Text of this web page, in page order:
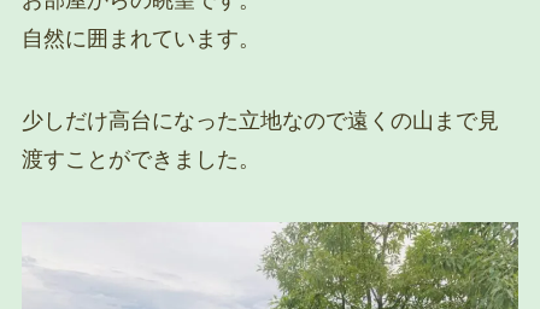
自然に囲まれています。
少しだけ高台になった立地なので遠くの山まで見
渡すことができました。